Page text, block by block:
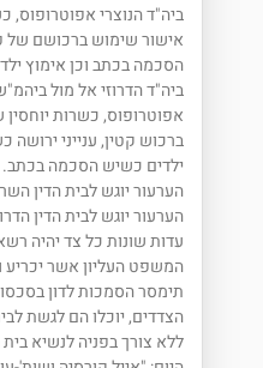
ביה"ד הנוצרי אפוטרופוס,
אישור שימוש ברכושם של
הסכמה בכתב וכן אימוץ
ביה"ד הדרוזי אל מול
אפוטרופוס, כשרות
ברכוש קטין, ענייני
ילדים כשיש הסכמה בכתב.
הערעור יוגש לבית הדין
עדות שונות כל צד יהיה
המשפט העליון אשר יכריע
תימסר הסמכות לדון
הצדדים, יוכלו הם לגשת
ללא צורך בפניה לנשיא